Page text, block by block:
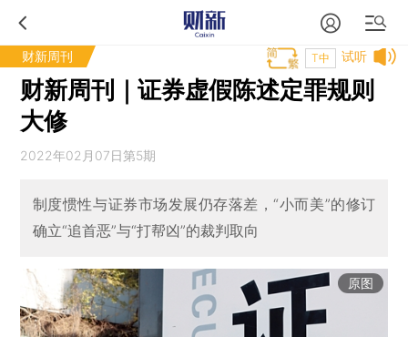
财新周刊 试听
T中
财新周刊｜证券虚假陈述定罪规则
大修
2022年02月07日第5期
制度惯性与证券市场发展仍存落差，“小而美”的修订
确立“追首恶”与“打帮凶”的裁判取向
原图